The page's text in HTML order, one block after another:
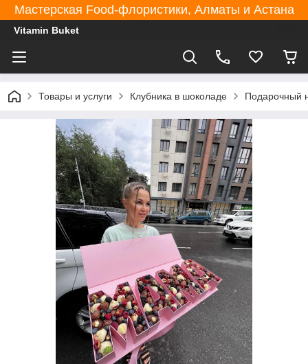
Мастерская Food-флористики, Алматы и Астана
Vitamin Buket
Товары и услуги Клубника в шоколаде Подарочный